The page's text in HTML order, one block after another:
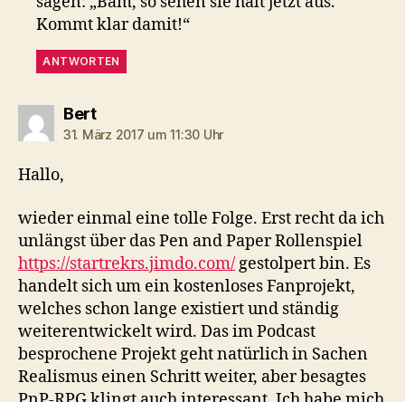
Kommt klar damit!“
ANTWORTEN
Bertsagt:
31. März 2017 um 11:30 Uhr
Hallo,
wieder einmal eine tolle Folge. Erst recht da ich
unlängst über das Pen and Paper Rollenspiel
https://startrekrs.jimdo.com/ gestolpert bin. Es
handelt sich um ein kostenloses Fanprojekt,
welches schon lange existiert und ständig
weiterentwickelt wird. Das im Podcast
besprochene Projekt geht natürlich in Sachen
Realismus einen Schritt weiter, aber besagtes